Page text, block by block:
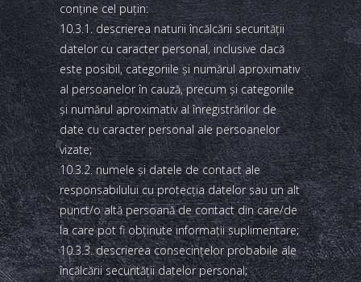
conţine cel puţin:
10.3.1. descrierea naturii încălcării securităţii
datelor cu caracter personal, inclusive dacă
este posibil, categoriile şi numărul aproximativ
al persoanelor în cauză, precum şi categoriile
şi numărul aproximativ al înregistrărilor de
date cu caracter personal ale persoanelor
vizate;
10.3.2. numele şi datele de contact ale
responsabilului cu protecţia datelor sau un alt
punct/o altă persoană de contact din care/de
la care pot fi obţinute informaţii suplimentare;
10.3.3. descrierea consecinţelor probabile ale
încălcării securităţii datelor personal;